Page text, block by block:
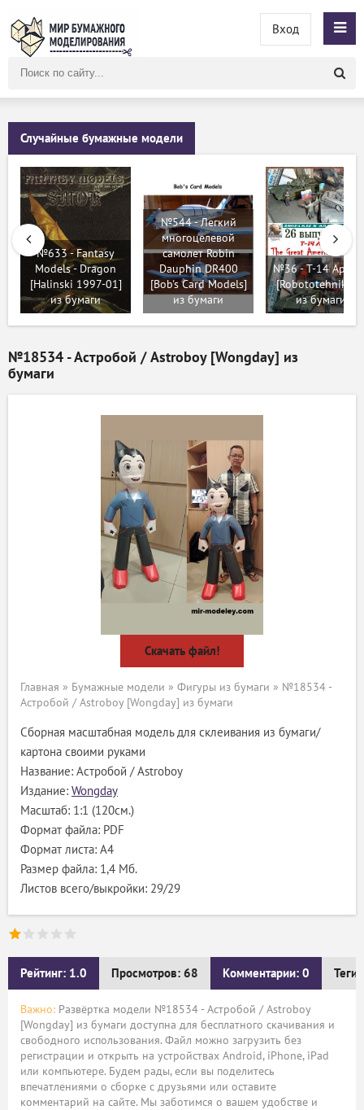
сайту
Вход
Случайные бумажные модели
№633 - Fantasy
Models - Dragon
[Halinski 1997-01]
из бумаги
№544 - Легкий
многоцелевой
самолет Robin
Dauphin DR400
[Bob's Card Models]
из бумаги
№36 - T-14
[Robototehnik
из бумаги
№18534 - Астробой / Astroboy [Wongday] из
бумаги
Скачать файл!
Главная » Бумажные модели » Фигуры из бумаги » №18534 -
Астробой / Astroboy [Wongday] из бумаги
Сборная масштабная модель для склеивания из бумаги/
картона своими руками
Название: Астробой / Astroboy
Издание: Wongday
Масштаб: 1:1 (120см.)
Формат файла: PDF
Формат листа: А4
Размер файла: 1,4 Мб.
Листов всего/выкройки: 29/29
Рейтинг: 1.0 Просмотров: 68 Комментарии: 0 Теги:
Важно: Развёртка модели №18534 - Астробой / Astroboy
[Wongday] из бумаги доступна для бесплатного скачивания и
свободного использования. Файл можно загрузить без
регистрации и открыть на устройствах Android, iPhone, iPad
или компьютере. Будем рады, если вы поделитесь
впечатлениями о сборке с друзьями или оставите
комментарий на сайте. Мы заботимся о вашем удобстве и